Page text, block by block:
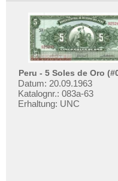
Peru - 5 Soles de Oro
Datum: 20.09.1963
Katalognr.: 083a-63
Erhaltung: UNC